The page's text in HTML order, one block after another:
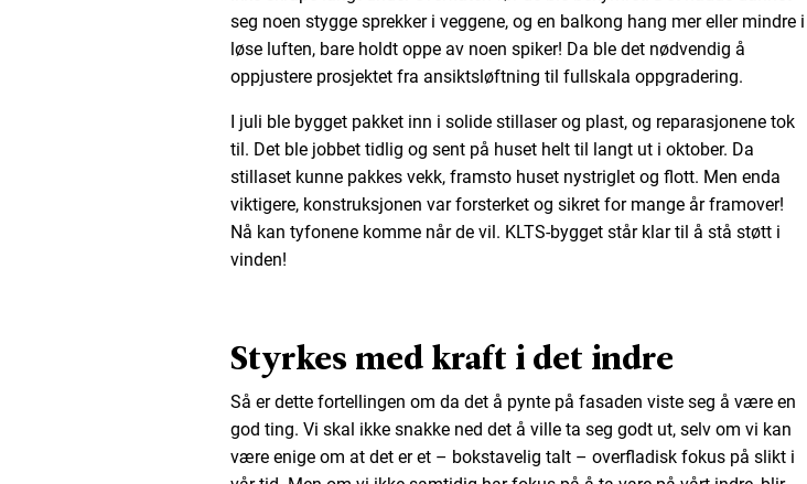
seg noen stygge sprekker i veggene, og en balkong hang mer eller mindre i
løse luften, bare holdt oppe av noen spiker! Da ble det nødvendig å
oppjustere prosjektet fra ansiktsløftning til fullskala oppgradering.
I juli ble bygget pakket inn i solide stillaser og plast, og reparasjonene tok
til. Det ble jobbet tidlig og sent på huset helt til langt ut i oktober. Da
stillaset kunne pakkes vekk, framsto huset nystriglet og flott. Men enda
viktigere, konstruksjonen var forsterket og sikret for mange år framover!
Nå kan tyfonene komme når de vil. KLTS-bygget står klar til å stå støtt i
vinden!
Styrkes med kraft i det indre
Så er dette fortellingen om da det å pynte på fasaden viste seg å være en
god ting. Vi skal ikke snakke ned det å ville ta seg godt ut, selv om vi kan
være enige om at det er et – bokstavelig talt – overfladisk fokus på slikt i